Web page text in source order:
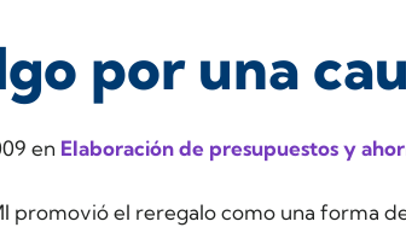
por una
en Elaboración de presupuestos y
promovió el reregalo como una forma